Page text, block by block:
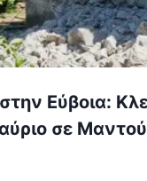
Εύβοια:
σε